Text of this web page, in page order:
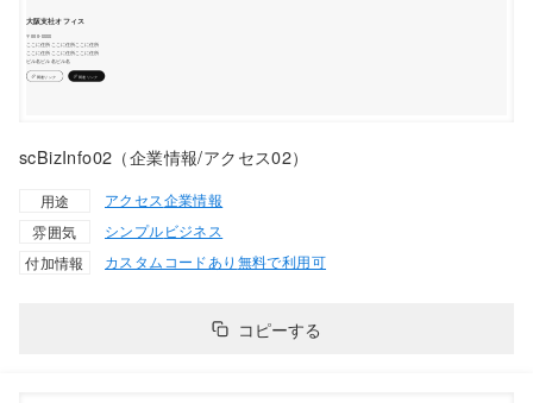
scBizInfo02（企業情報/アクセス02）
用途 アクセス企業情報
雰囲気
シンプルビジネス
付加情報
カスタムコードあり 無料で利用可
コピーする